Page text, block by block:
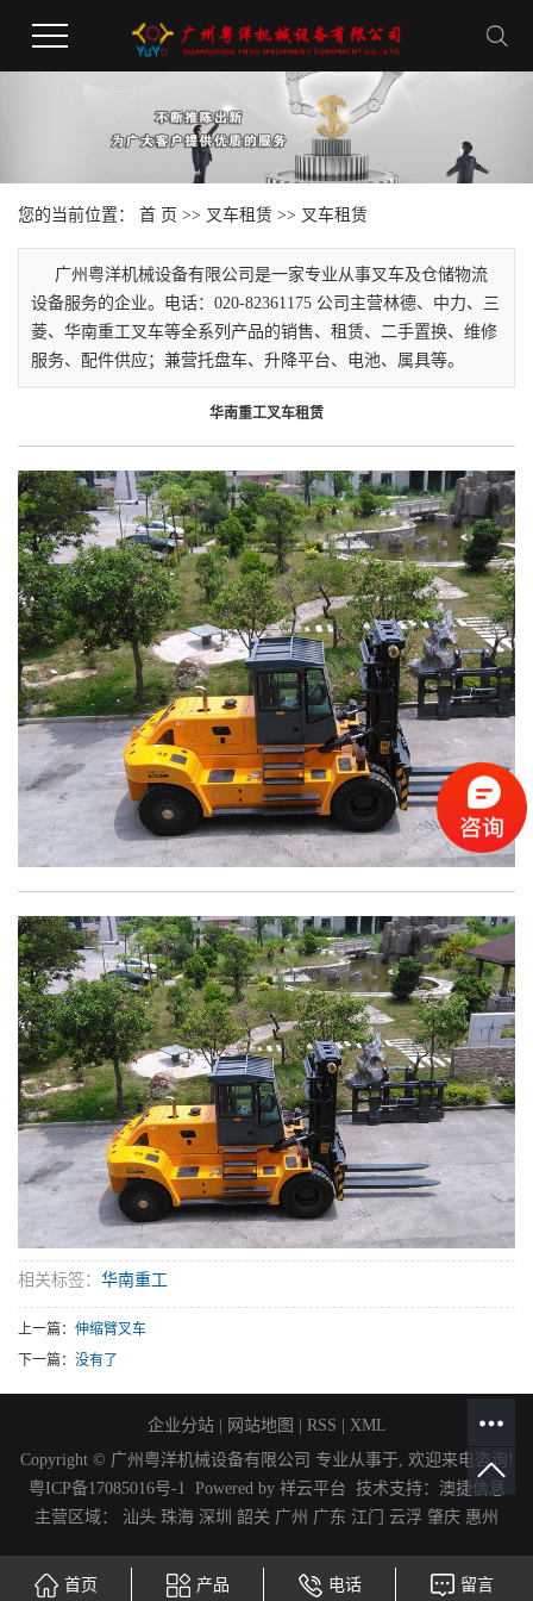
您的当前位置： 首 页 >> 叉车租赁 >> 叉车租赁
广州粤洋机械设备有限公司是一家专业从事叉车及仓储物流
设备服务的企业。电话：020-82361175 公司主营林德、中力、三
菱、华南重工叉车等全系列产品的销售、租赁、二手置换、维修
服务、配件供应；兼营托盘车、升降平台、电池、属具等。
华南重工叉车租赁
相关标签： 华南重工
上一篇： 伸缩臂叉车
下一篇： 没有了
企业分站| 网站地图 RSS
XML
Copyright © 广州粤洋机械设备有限公司 专业从事于, 欢迎来电咨询!
粤ICP备17085016号-1
Powered by 祥云平台 技术支持： 澳捷信息
主营区域： 汕头 珠海 深圳 韶关 广州 广东 江门 云浮 肇庆 惠州
首页 产品 电话 留言